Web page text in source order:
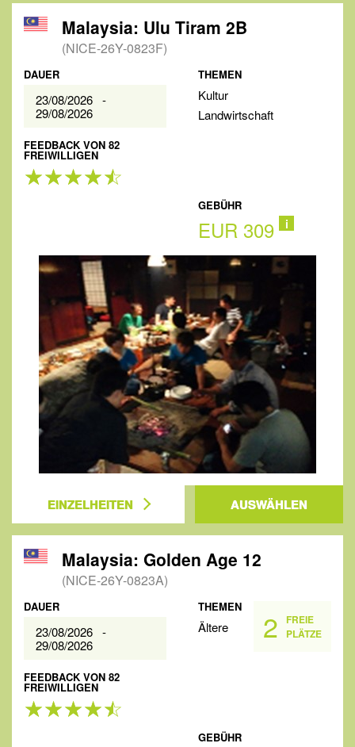
Malaysia: Ulu Tiram 2B
(NICE-26Y-0823F)
DAUER
23/08/2026 -
29/08/2026
FEEDBACK VON 82
FREIWILLIGEN
THEMEN
Kultur
Landwirtschaft
GEBÜHR
EUR 309 i
EINZELHEITEN AUSWÄHLEN
Malaysia: Golden Age 12
(NICE-26Y-0823A)
DAUER
23/08/2026 -
29/08/2026
FEEDBACK VON 82
FREIWILLIGEN
THEMEN
Ältere 2
FREIE
PLÄTZE
GEBÜHR